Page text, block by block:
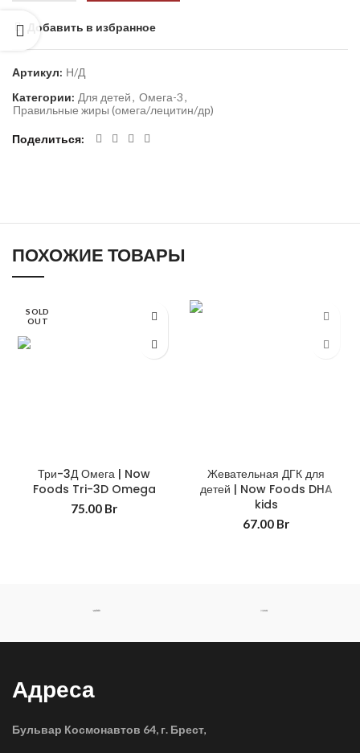
Добавить в избранное
Артикул: Н/Д
Категории: Для детей, Омега-3,
Правильные жиры (омега/лецитин/др)
Поделиться
ПОХОЖИЕ ТОВАРЫ
SOLD
OUT
Три-3Д Омега | Now
Foods Tri-3D Omega
75.00 Br
Жевательная ДГК для
детей | Now Foods DHA
kids
67.00 Br
Адреса
Бульвар Космонавтов 64, г. Брест,